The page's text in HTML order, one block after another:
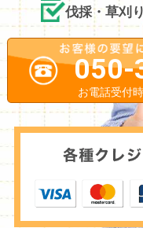
伐採・草刈
050-
お電話受付